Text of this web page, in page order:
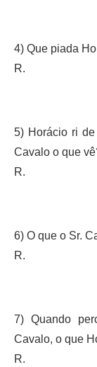
4) Que piada
R.
5) Horácio ri
Cavalo o que
R.
6) O que o Sr.
R.
7) Quando
Cavalo, o que
R.